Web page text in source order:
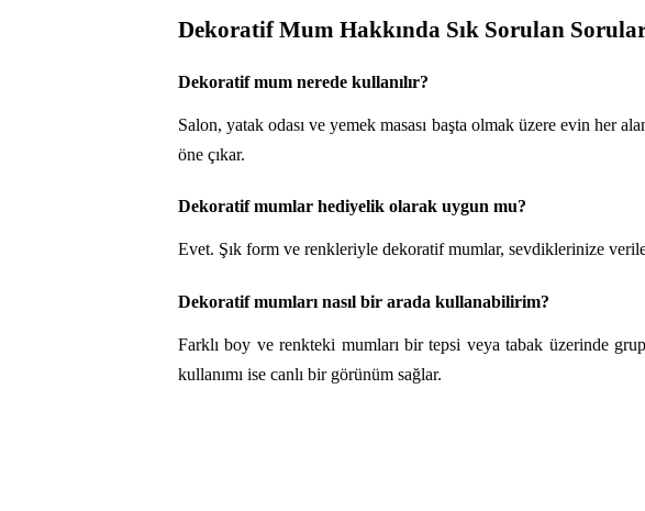
Dekoratif Mum Hakkında Sık Sorulan
Dekoratif mum nerede kullanılır?
Salon, yatak odası ve yemek masası başta olmak üzere evin her
öne çıkar.
Dekoratif mumlar hediyelik olarak uygun mu?
Evet. Şık form ve renkleriyle dekoratif mumlar, sevdiklerinize
Dekoratif mumları nasıl bir arada kullanabilirim?
Farklı boy ve renkteki mumları bir tepsi veya tabak üzerinde
kullanımı ise canlı bir görünüm sağlar.